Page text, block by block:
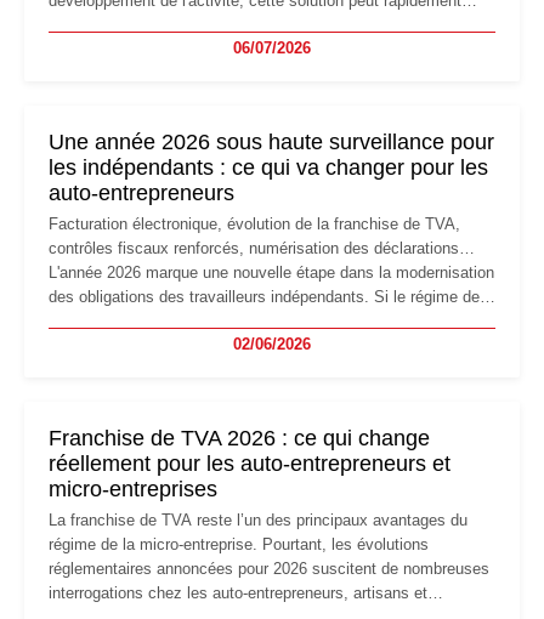
professionnels, recrutement, image de marque… Le
06/07/2026
Une année 2026 sous haute surveillance pour
les indépendants : ce qui va changer pour les
auto-entrepreneurs
Facturation électronique, évolution de la franchise de TVA,
contrôles fiscaux renforcés, numérisation des déclarations…
L'année 2026 marque une nouvelle étape dans la modernisation
des obligations des travailleurs indépendants. Si le régime de
les auto-entrepreneurs devront s'adapter à un environnement
02/06/2026
Franchise de TVA 2026 : ce qui change
réellement pour les auto-entrepreneurs et
micro-entreprises
La franchise de TVA reste l’un des principaux avantages du
régime de la micro-entreprise. Pourtant, les évolutions
réglementaires annoncées pour 2026 suscitent de nombreuses
interrogations chez les auto-entrepreneurs, artisans et